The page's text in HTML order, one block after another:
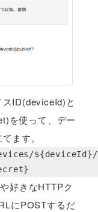
ID(deviceId)と
を使って、デー
ます。
${deviceId}/
好きなHTTPク
にPOSTするだ